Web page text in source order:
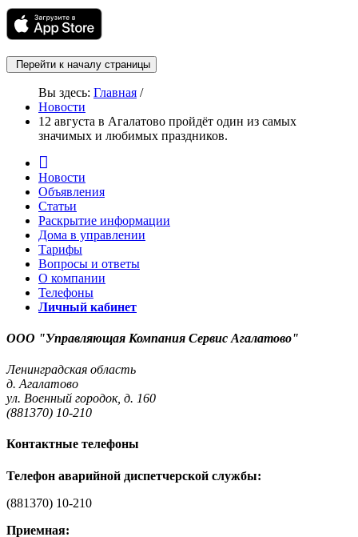
Перейти к началу страницы
Вы здесь: Главная /
Новости
12 августа в Агалатово пройдёт один из самых
значимых и любимых праздников.
Новости
Объявления
Статьи
Раскрытие информации
Дома в управлении
Тарифы
Вопросы и ответы
О компании
Телефоны
Личный кабинет
ООО "Управляющая Компания Сервис Агалатово"
Ленинградская область
д. Агалатово
ул. Военный городок, д. 160
(881370) 10-210
Контактные телефоны
Телефон аварийной диспетчерской службы:
(881370) 10-210
Приемная: